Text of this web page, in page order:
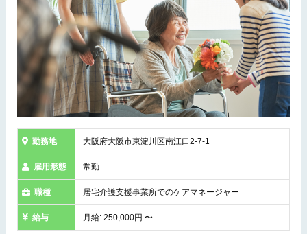
勤務地 大阪府大阪市東淀川区南江口2-7-1
雇用形態 常勤
職種 居宅介護支援事業所でのケアマネージャー
給与 月給: 250,000円 〜